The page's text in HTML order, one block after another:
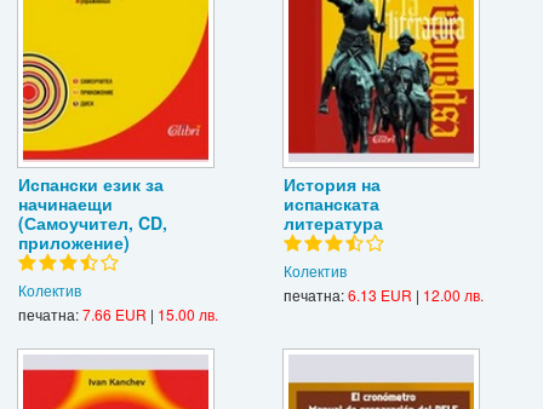
Испански език за
начинаещи
(Самоучител, CD,
приложение)
Колектив
печатна:7.66 EUR | 15.00 лв.
История на
испанската
литература
Колектив
печатна:6.13 EUR | 12.00 лв.